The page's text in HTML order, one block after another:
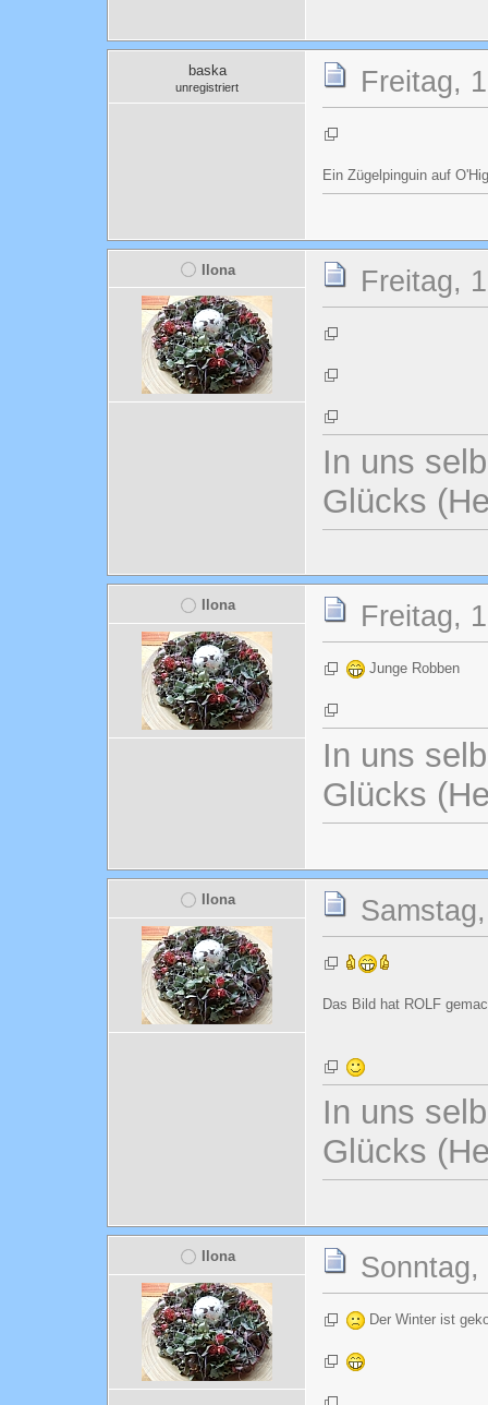
baska
unregistriert Freitag,
Ein Zügelpinguin auf
Ilona Freitag,
In uns
Glücks
Ilona Freitag,
Junge Robben
In uns
Glücks
Ilona
Das Bild hat ROLF
In uns
Glücks
Ilona
Der Winter ist